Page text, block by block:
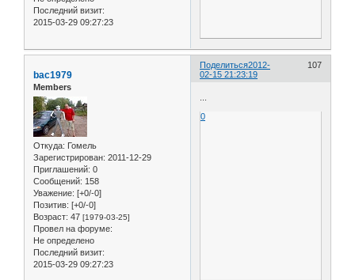
Последний визит:
2015-03-29 09:27:23
Поделиться 107
2012-
02-15 21:23:19
bac1979
Members
Откуда: Гомель
Зарегистрирован: 2011-12-29
Приглашений: 0
Сообщений: 158
Уважение: [+0/-0]
Позитив: [+0/-0]
Возраст: 47 [1979-03-25]
Провел на форуме:
Не определено
Последний визит:
2015-03-29 09:27:23
0